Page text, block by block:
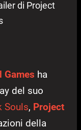
di Project
Games ha
del suo
Souls, Project
della